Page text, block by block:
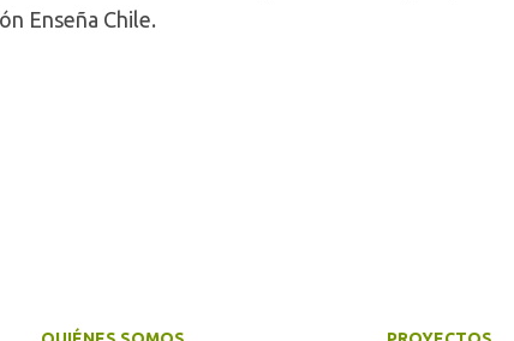
Enseña Chile.